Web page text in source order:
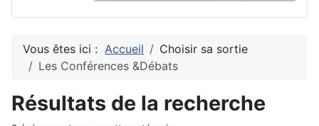
Vous êtes ici : Accueil
Choisir sa sortie
Les Conférences &Débats
Résultats de la recherche